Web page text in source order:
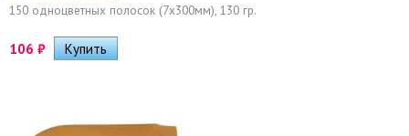
150 одноцветных полосок (7х300мм), 130 гр.
106 ₽